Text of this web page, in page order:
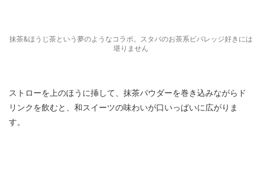
抹茶&ほうじ茶という夢のようなコラボ。スタバのお茶系ビバレッジ好きには
堪りません
ストローを上のほうに挿して、抹茶パウダーを巻き込みながらド
リンクを飲むと、和スイーツの味わいが口いっぱいに広がりま
す。